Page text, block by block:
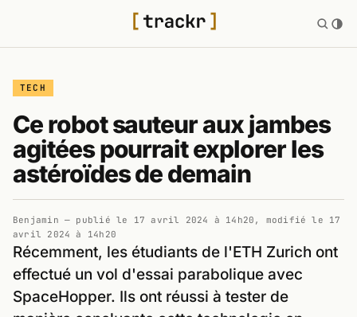
TECH
Ce robot sauteur aux jambes
agitées pourrait explorer les
astéroïdes de demain
Benjamin — publié le 17 avril 2024 à 14h20 , modifié le 17
avril 2024 à 14h20
Récemment, les étudiants de l'ETH Zurich ont
effectué un vol d'essai parabolique avec
SpaceHopper. Ils ont réussi à tester de